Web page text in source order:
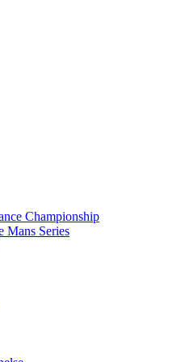
Championship
Mans Series